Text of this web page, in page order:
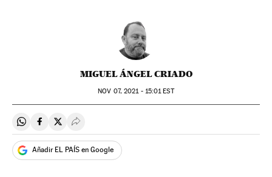
MIGUEL ÁNGEL CRIADO
NOV 07, 2021 - 15:01EST
Compartir en Whatsapp
Compartir en Facebook
Compartir en Twitter
Desplegar Redes Sociales
Añadir EL PAÍS en Google